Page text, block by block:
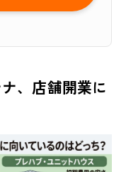
、店舗開業に